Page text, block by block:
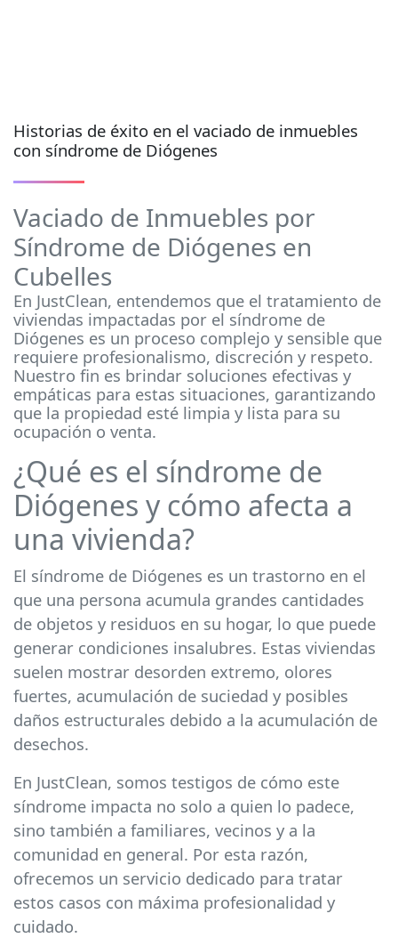
Historias de éxito en el vaciado de inmuebles
con síndrome de Diógenes
Vaciado de Inmuebles por
Síndrome de Diógenes en
Cubelles
En JustClean, entendemos que el tratamiento de
viviendas impactadas por el síndrome de
Diógenes es un proceso complejo y sensible que
requiere profesionalismo, discreción y respeto.
Nuestro fin es brindar soluciones efectivas y
empáticas para estas situaciones, garantizando
que la propiedad esté limpia y lista para su
ocupación o venta.
¿Qué es el síndrome de
Diógenes y cómo afecta a
una vivienda?
El síndrome de Diógenes es un trastorno en el
que una persona acumula grandes cantidades
de objetos y residuos en su hogar, lo que puede
generar condiciones insalubres. Estas viviendas
suelen mostrar desorden extremo, olores
fuertes, acumulación de suciedad y posibles
daños estructurales debido a la acumulación de
desechos.
En JustClean, somos testigos de cómo este
síndrome impacta no solo a quien lo padece,
sino también a familiares, vecinos y a la
comunidad en general. Por esta razón,
ofrecemos un servicio dedicado para tratar
estos casos con máxima profesionalidad y
cuidado.